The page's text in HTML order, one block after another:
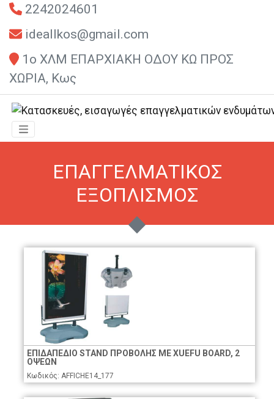
2242024601
ideallkos@gmail.com
1ο ΧΛΜ ΕΠΑΡΧΙΑΚΗ ΟΔΟΥ ΚΩ ΠΡΟΣ
ΧΩΡΙΑ, Κως
ΕΠΑΓΓΕΛΜΑΤΙΚΟΣ
ΕΞΟΠΛΙΣΜΟΣ
ΕΠΙΔΑΠΕΔΙΟ STAND ΠΡΟΒΟΛΗΣ ME XUEFU BOARD, 2
ΟΨΕΩΝ
Κωδικός: AFFICHE14_177